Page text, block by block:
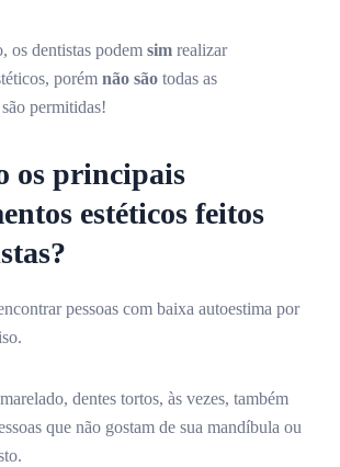
os dentistas podem sim realizar
porém não são todas as
permitidas!
os principais
estéticos feitos
pessoas com baixa autoestima por
dentes tortos, às vezes, também
que não gostam de sua mandíbula ou